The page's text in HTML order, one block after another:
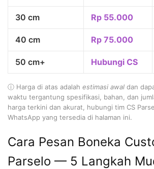
30 cm Rp 55.000
40 cm Rp 75.000
50 cm+ Hubungi CS
ⓘ Harga di atas adalah estimasi awal dan
waktu tergantung spesifikasi, bahan, dan
harga terkini dan akurat, hubungi tim CS
WhatsApp yang tersedia di halaman ini.
Cara Pesan Boneka
Parselo — 5 Langkah